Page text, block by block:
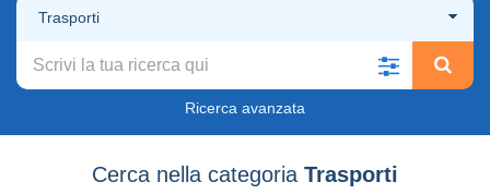
Trasporti
Ricerca avanzata
Cerca nella categoria Trasporti